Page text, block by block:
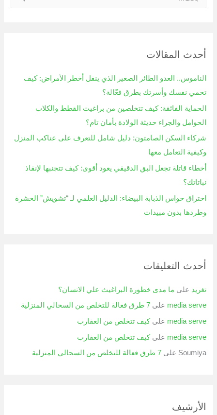
ثأحدث المقالات
الناموس.. العدو الطائر الصغير الذي ينقل أخطر الأمراض: كيف
تحمي نفسك وأسرتك بطرق فعّالة؟
الحماية الفائقة: كيف تتخلصين من براغيث القطط والكلاب
الحوامل والجراء حديثة الولادة بأمان تام؟
شركاء السكن الصامتون: دليل شامل للتعرف على عناكب المنزل
وكيفية التعامل معها
أخطاء قاتلة تجعل البق الدقيقي يعود أقوى: كيف تتجنبها لإنقاذ
نباتاتك؟
اختراق حواس الذبابة البيضاء: الدليل العلمي لـ “تشويش” الحشرة
وطردها بدون مبيدات
أحدث التعليقات
تغريد على ما مدى خطورة البراغيث علي الانسان؟
media serve على7 طرق فعالة للتخلص من السحالي المنزلية
media serve علىكيف تتخلص من العقارب
media serve علىكيف تتخلص من العقارب
Soumiya على7 طرق فعالة للتخلص من السحالي المنزلية
الأرشيف